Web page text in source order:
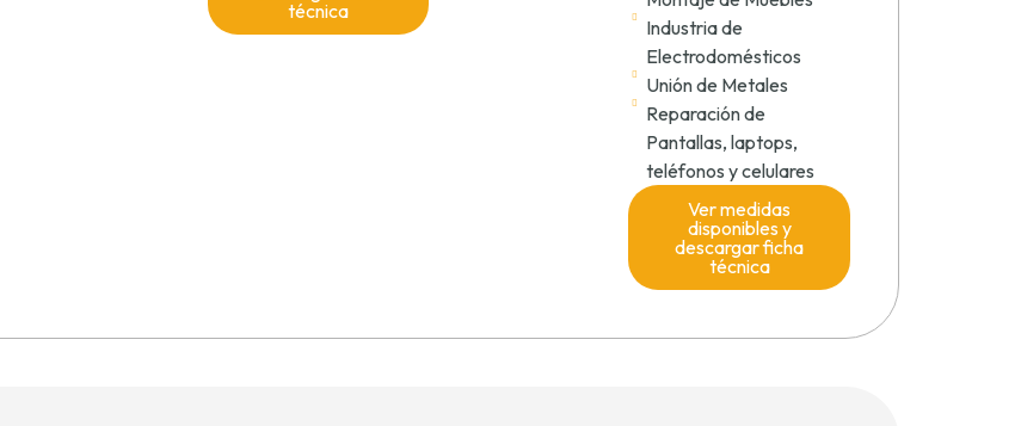
técnica
Industria de
Electrodomésticos
Unión de Metales
Reparación de
Pantallas, laptops,
teléfonos y celulares
Ver medidas
disponibles y
descargar ficha
técnica